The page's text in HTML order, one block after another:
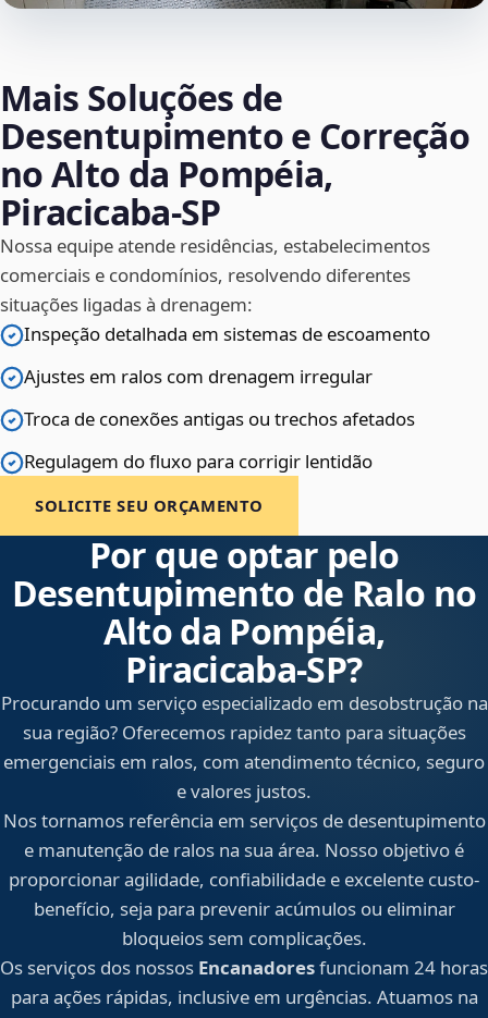
Mais Soluções de
Desentupimento e Correção
no Alto da Pompéia,
Piracicaba‑SP
Nossa equipe atende residências, estabelecimentos
comerciais e condomínios, resolvendo diferentes
situações ligadas à drenagem:
Inspeção detalhada em sistemas de escoamento
Ajustes em ralos com drenagem irregular
Troca de conexões antigas ou trechos afetados
Regulagem do fluxo para corrigir lentidão
SOLICITE SEU ORÇAMENTO
Por que optar pelo
Desentupimento de Ralo no
Alto da Pompéia,
Piracicaba‑SP?
Procurando um serviço especializado em desobstrução na
sua região? Oferecemos rapidez tanto para situações
emergenciais em ralos, com atendimento técnico, seguro
e valores justos.
Nos tornamos referência em serviços de desentupimento
e manutenção de ralos na sua área. Nosso objetivo é
proporcionar agilidade, confiabilidade e excelente custo-
benefício, seja para prevenir acúmulos ou eliminar
bloqueios sem complicações.
Os serviços dos nossos Encanadoresfuncionam 24 horas
para ações rápidas, inclusive em urgências. Atuamos na